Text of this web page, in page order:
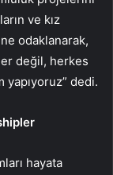
ve kız
odaklanarak,
değil, herkes
dedi.
hayata